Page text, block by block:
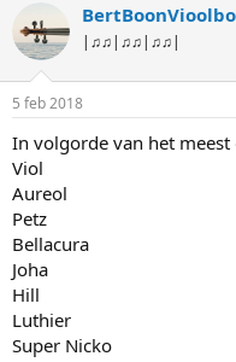
|♫♫|♫♫|♫♫|
5 feb 2018
In volgorde van het
Viol
Aureol
Petz
Bellacura
Joha
Hill
Luthier
Super Nicko